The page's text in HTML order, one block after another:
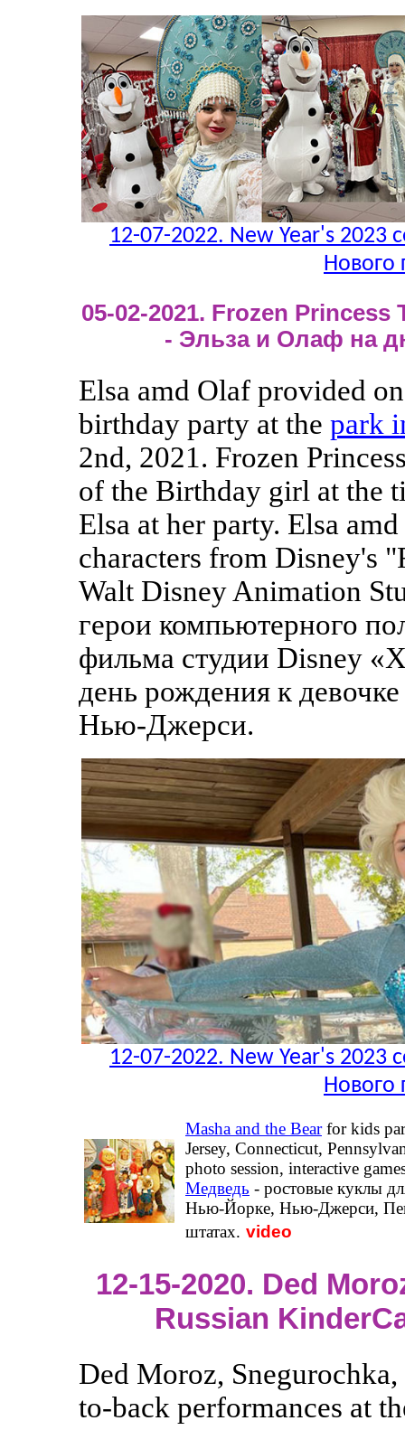
12-07-2022. New Year's 2023
Нового
05-02-2021. Frozen
- Эльза и Олаф на
Elsa amd Olaf provided
birthday party at the park
2nd, 2021. Frozen
of the Birthday girl at the
Elsa at her party. Elsa
characters from Disney's
Walt Disney Animation
герои компьютерного
фильма студии Disney
день рождения к
Нью-Джерси.
12-07-2022. New Year's 2023
Нового
Masha and the Bearfor kids
Jersey, Connecticut,
photo session, interactive
Медведь - ростовые куклы
Нью-Йорке, Нью-Джерси,
штатах. video
12-15-2020. Ded
Russian
Ded Moroz,
to-back performances at